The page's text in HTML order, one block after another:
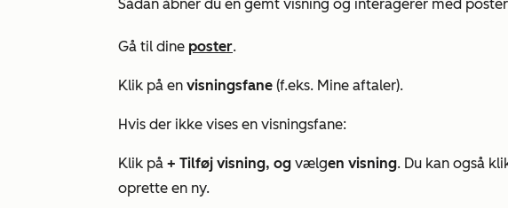
Sådan åbner du en gemt visning og interagerer med
Gå til dine poster.
Klik på en visningsfane (f.eks. Mine aftaler).
Hvis der ikke vises en visningsfane:
Klik på + Tilføj visning, og vælgen visning. Du kan også
oprette en ny.